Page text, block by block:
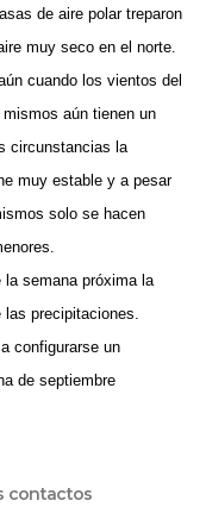
de aire polar treparon
muy seco en el norte.
cuando los vientos del
aún tienen un
circunstancias la
muy estable y a pesar
solo se hacen
semana próxima la
precipitaciones.
configurarse un
de septiembre
contactos